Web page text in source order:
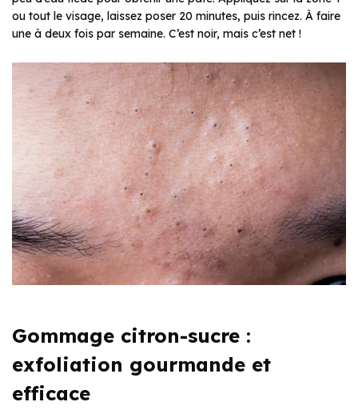
ou tout le visage, laissez poser 20 minutes, puis rincez. À faire
une à deux fois par semaine. C’est noir, mais c’est net !
Gommage citron-sucre :
exfoliation gourmande et
efficace